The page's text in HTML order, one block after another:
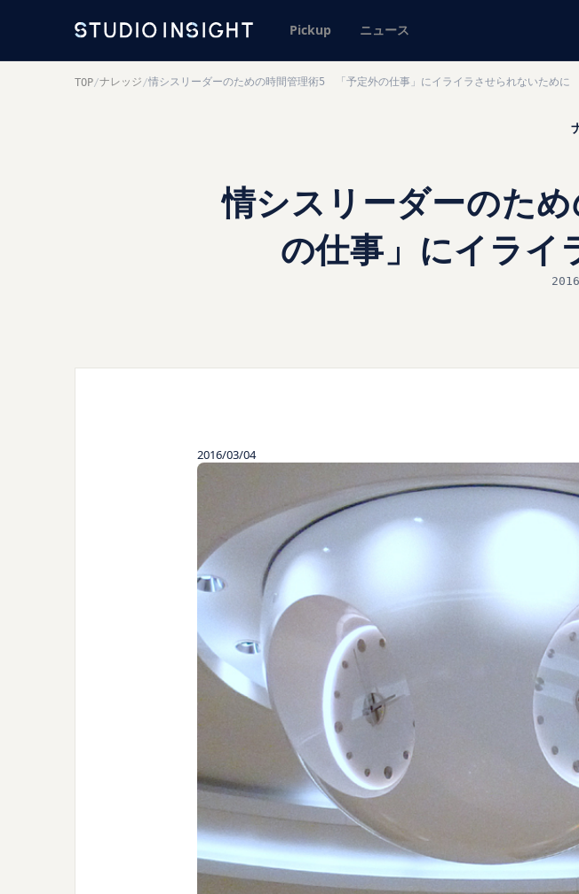
Pickup ニュース
TOP/ナレッジ /情シスリーダーのための時間管理術5 「予定外の仕事」にイライラさせられないために
情シスリーダーのた
の仕事」にイライ
2016/03/04